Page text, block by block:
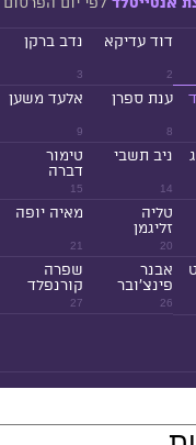
אנטייטלד
2
דוד עדיקא
3
נדב ברקן
8
ענת ספרן
9
אלעד משען
14
ניב תשבי
15
טימור
דברה
20
טליה
זליגמן
21
מאיה יופה
26
אבנר
פינצ'ובר
27
שפרה
קורנפלד